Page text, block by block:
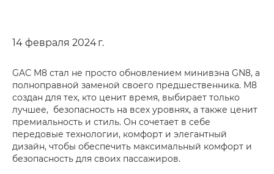
14 февраля 2024 г.
GAC M8 стал не просто обновлением минивэна GN8, а
полноправной заменой своего предшественника. М8
создан для тех, кто ценит время, выбирает только
лучшее, безопасность на всех уровнях, а также ценит
премиальность и стиль. Он сочетает в себе
передовые технологии, комфорт и элегантный
дизайн, чтобы обеспечить максимальный комфорт и
безопасность для своих пассажиров.